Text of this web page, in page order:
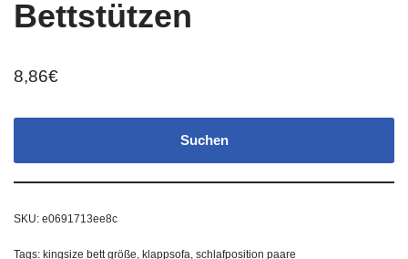
Bettstützen
8,86€
Suchen
SKU: e0691713ee8c
Tags: kingsize bett größe, klappsofa, schlafposition paare